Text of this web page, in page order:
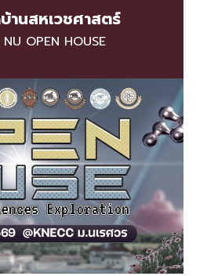
านสหเวชศาสตร์
OPEN HOUSE